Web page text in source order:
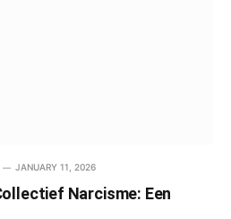
JANUARY 11, 2026
Narcisme: Een